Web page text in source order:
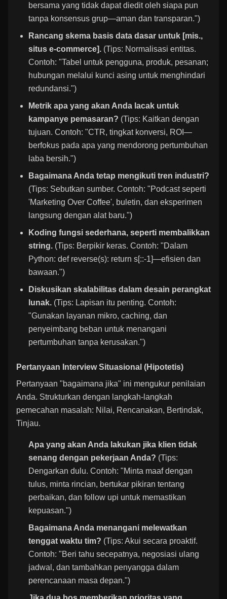
bersama yang tidak dapat diedit oleh siapa pun
tanpa konsensus grup—aman dan transparan.")
Rancang skema basis data dasar untuk [mis.,
situs e-commerce]. (Tips: Normalisasi entitas.
Contoh: "Tabel untuk pengguna, produk, pesanan;
hubungan melalui kunci asing untuk menghindari
redundansi.")
Metrik apa yang akan Anda lacak untuk
kampanye pemasaran? (Tips: Kaitkan dengan
tujuan. Contoh: "CTR, tingkat konversi, ROI—
berfokus pada apa yang mendorong pertumbuhan
laba bersih.")
Bagaimana Anda tetap mengikuti tren industri?
(Tips: Sebutkan sumber. Contoh: "Podcast seperti
'Marketing Over Coffee', buletin, dan eksperimen
langsung dengan alat baru.")
Koding fungsi sederhana, seperti membalikkan
string. (Tips: Berpikir keras. Contoh: "Dalam
Python: def reverse(s): return s[::-1]—efisien dan
bawaan.")
Diskusikan skalabilitas dalam desain perangkat
lunak. (Tips: Lapisan itu penting. Contoh:
"Gunakan layanan mikro, caching, dan
penyeimbang beban untuk menangani
pertumbuhan tanpa kerusakan.")
Pertanyaan Interview Situasional (Hipotetis)
Pertanyaan "bagaimana jika" ini mengukur penilaian
Anda. Strukturkan dengan langkah-langkah
pemecahan masalah: Nilai, Rencanakan, Bertindak,
Tinjau.
Apa yang akan Anda lakukan jika klien tidak
senang dengan pekerjaan Anda? (Tips:
Dengarkan dulu. Contoh: "Minta maaf dengan
tulus, minta rincian, bertukar pikiran tentang
perbaikan, dan follow upi untuk memastikan
kepuasan.")
Bagaimana Anda menangani melewatkan
tenggat waktu tim? (Tips: Akui secara proaktif.
Contoh: "Beri tahu secepatnya, negosiasi ulang
jadwal, dan tambahkan penyangga dalam
perencanaan masa depan.")